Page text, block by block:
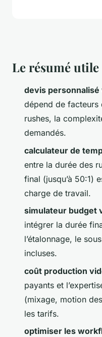
Le résumé utile
devis personnalisé
dépend de facteurs
rushes, la
demandés.
calculateur de
entre la durée des
final (jusqu’à 50:1)
charge de travail.
simulateur budget
intégrer la durée
l’étalonnage, le
incluses.
coût production
payants et
(mixage, motion
les tarifs.
optimiser les